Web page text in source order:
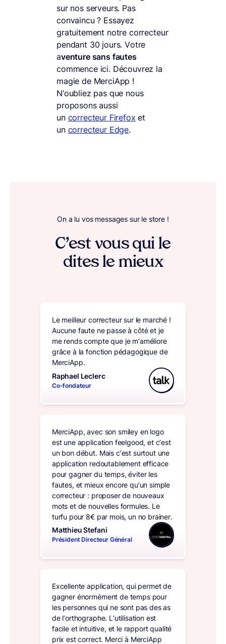
sur nos serveurs. Pas
convaincu ? Essayez
gratuitement notre correcteur
pendant 30 jours. Votre
aventure sans fautes
commence ici. Découvrez la
magie de MerciApp !
N’oubliez pas que nous
proposons aussi
un correcteur Firefox et
un correcteur Edge.
On a lu vos messages sur le store !
C’est vous qui le
dites le mieux
Le meilleur correcteur sur le marché !
Aucune faute ne passe à côté et je
me rends compte que je m’améliore
grâce à la fonction pédagogique de
MerciApp.
Raphael Leclerc
Co-fondateur
MerciApp, avec son smiley en logo
est une application feelgood, et c’est
un bon début. Mais c’est surtout une
application redoutablement efficace
pour gagner du temps, éviter les
fautes, et mieux encore qu’un simple
correcteur : proposer de nouveaux
mots et de nouvelles formules. Le
turfu pour 8€ par mois, un no brainer.
Matthieu Stefani
Président Directeur Général
Excellente application, qui permet de
gagner énormément de temps pour
les personnes qui ne sont pas des as
de l’orthographe. L’utilisation est
facile et intuitive, et le rapport qualité
prix est correct. Merci à MerciApp